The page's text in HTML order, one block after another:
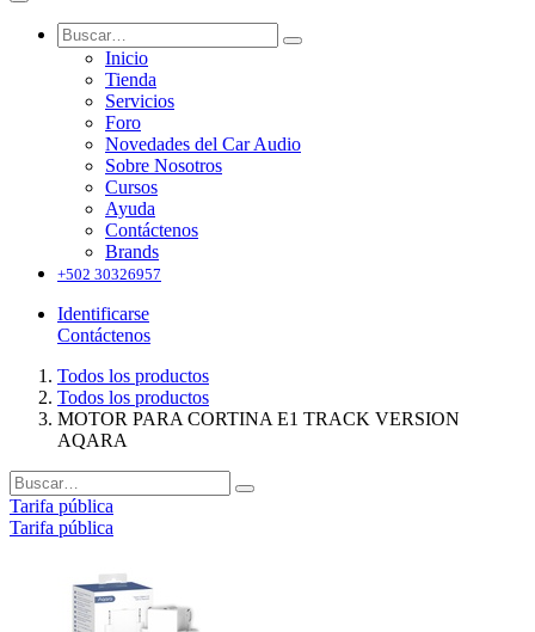
Inicio
Tienda
Servicios
Foro
Novedades del Car Audio
Sobre Nosotros
Cursos
Ayuda
Contáctenos
Brands
+502 30326957
Identificarse
Contáctenos
Todos los productos
Todos los productos
MOTOR PARA CORTINA E1 TRACK VERSION
AQARA
Tarifa pública
Tarifa pública